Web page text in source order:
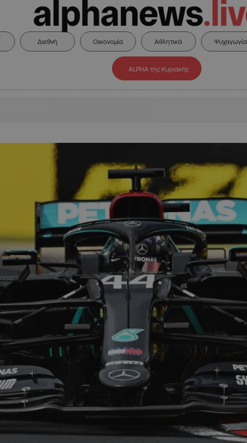
Διεθνή Οικονομία Αθλητικά Ψυχαγωγία
ALPHA της Κυριακής